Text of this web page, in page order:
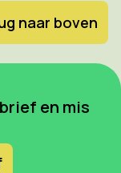
naar boven
en mis